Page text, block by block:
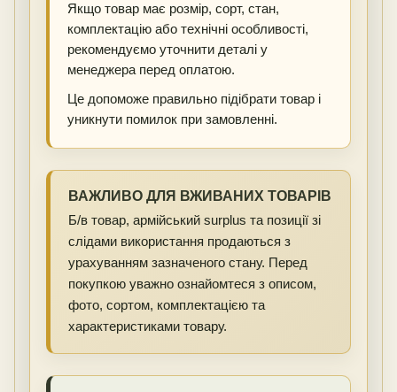
Якщо товар має розмір, сорт, стан,
комплектацію або технічні особливості,
рекомендуємо уточнити деталі у
менеджера перед оплатою.
Це допоможе правильно підібрати товар і
уникнути помилок при замовленні.
ВАЖЛИВО ДЛЯ ВЖИВАНИХ ТОВАРІВ
Б/в товар, армійський surplus та позиції зі
слідами використання продаються з
урахуванням зазначеного стану. Перед
покупкою уважно ознайомтеся з описом,
фото, сортом, комплектацією та
характеристиками товару.